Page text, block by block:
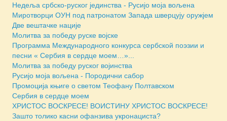
Недеља србско-руског јединства - Русијо моја вољена
Миротворци ОУН под патронатом Запада шверцују оружјем
Две вештачке нације
Молитва за победу руске војске
Программа Международного конкурса сербской поэзии и
песни « Сербия в сердце моем…»...
Молитва за победу руског војинства
Русијо моја вољена - Породични сабор
Промоција књиге о светом Теофану Полтавском
Сербия в сердце моем
ХРИСТОС ВОСКРЕСЕ! ВОИСТИНУ ХРИСТОС ВОСКРЕСЕ!
Зашто толико касни офанзива укронациста?